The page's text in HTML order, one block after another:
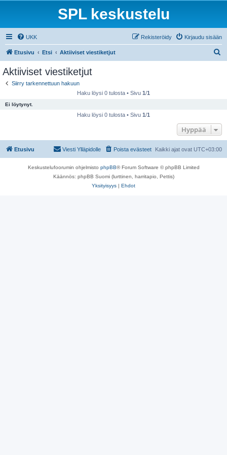
SPL keskustelu
UKK Kirjaudu sisään
Rekisteröidy
Etusivu Etsi Aktiiviset viestiketjut
Aktiiviset viestiketjut
Siirry tarkennettuun hakuun
Haku löysi 0 tulosta • Sivu 1/1
Ei löytynyt.
Haku löysi 0 tulosta • Sivu 1/1
Hyppää
Etusivu Kaikki ajat ovat UTC+03:00
Poista evästeet
Viesti Ylläpidolle
Keskustelufoorumin ohjelmisto phpBB® Forum Software © phpBB Limited
Käännös: phpBB Suomi (lurttinen, harritapio, Pettis)
Yksityisyys | Ehdot